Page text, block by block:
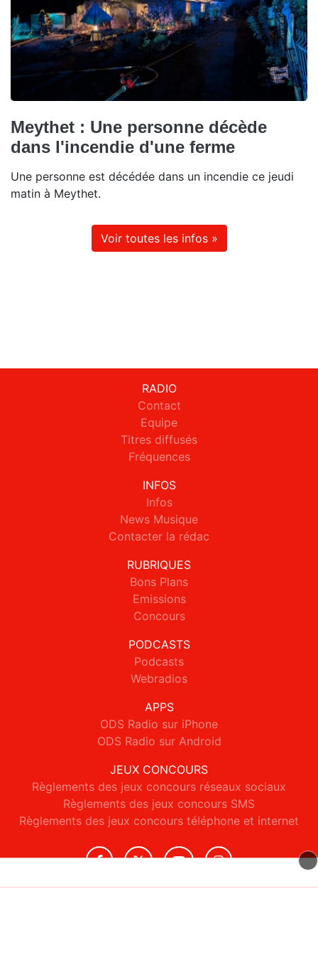
Meythet : Une personne décède
dans l'incendie d'une ferme
Une personne est décédée dans un incendie ce jeudi
matin à Meythet.
Voir toutes les infos »
RADIO
Contact
Equipe
Titres diffusés
Fréquences
INFOS
Infos
News Musique
Contacter la rédac
RUBRIQUES
Bons Plans
Emissions
Concours
PODCASTS
Podcasts
Webradios
APPS
ODS Radio sur iPhone
ODS Radio sur Android
JEUX CONCOURS
Règlements des jeux concours réseaux sociaux
Règlements des jeux concours SMS
Règlements des jeux concours téléphone et internet